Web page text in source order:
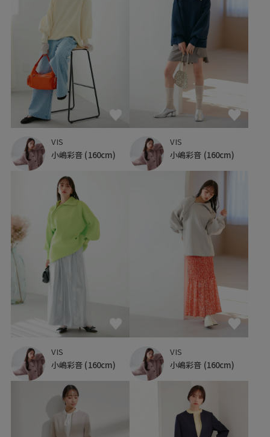
VIS
小嶋彩音 (160cm)
VIS
小嶋彩音 (160cm)
VIS
小嶋彩音 (160cm)
VIS
小嶋彩音 (160cm)